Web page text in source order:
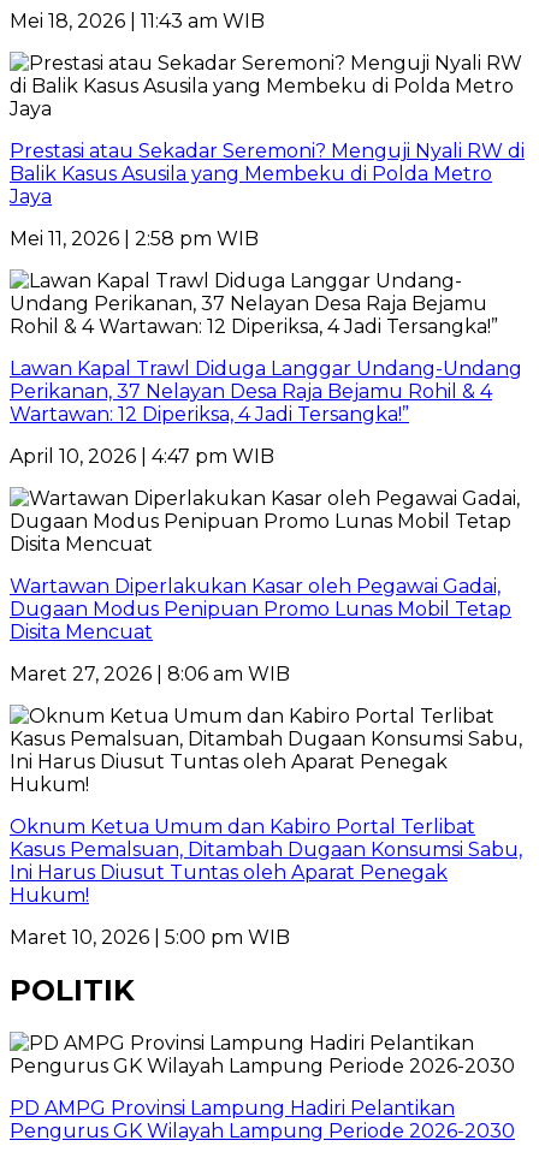
Mei 18, 2026 | 11:43 am WIB
Prestasi atau Sekadar Seremoni? Menguji Nyali RW di
Balik Kasus Asusila yang Membeku di Polda Metro
Jaya
Mei 11, 2026 | 2:58 pm WIB
Lawan Kapal Trawl Diduga Langgar Undang-Undang
Perikanan, 37 Nelayan Desa Raja Bejamu Rohil & 4
Wartawan: 12 Diperiksa, 4 Jadi Tersangka!”
April 10, 2026 | 4:47 pm WIB
Wartawan Diperlakukan Kasar oleh Pegawai Gadai,
Dugaan Modus Penipuan Promo Lunas Mobil Tetap
Disita Mencuat
Maret 27, 2026 | 8:06 am WIB
Oknum Ketua Umum dan Kabiro Portal Terlibat
Kasus Pemalsuan, Ditambah Dugaan Konsumsi Sabu,
Ini Harus Diusut Tuntas oleh Aparat Penegak
Hukum!
Maret 10, 2026 | 5:00 pm WIB
POLITIK
PD AMPG Provinsi Lampung Hadiri Pelantikan
Pengurus GK Wilayah Lampung Periode 2026-2030